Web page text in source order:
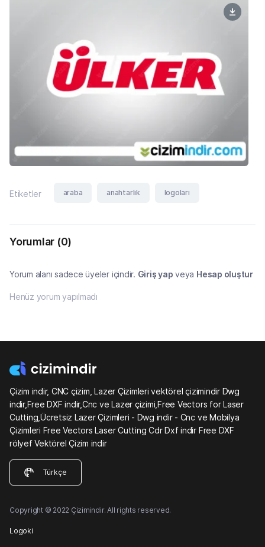
Etiketler araba anahtarlık logoları
Yorumlar (0)
Yorum alanı sadece üyeler içindir. Giriş yap veya Hesap oluştur
Henüz yorum yapılmadı
Çizim indir, CNC çizim, Lazer Çizimleri vektörel çizimindir Dwg
indir,Free DXF indir,Cnc ve Lazer çizimi,Free Vectors for Laser
Cutting,Ücretsiz Lazer Çizimleri - Dwg indir - Cnc ve Mobilya
Çizimleri Free Vectors Laser Cutting Cdr Dxf indir Free DXF
rölyef Vektörel Çizim indir
Türkçe
Copyright © 2022 Çizimindir. All rights reserved.
Logoki